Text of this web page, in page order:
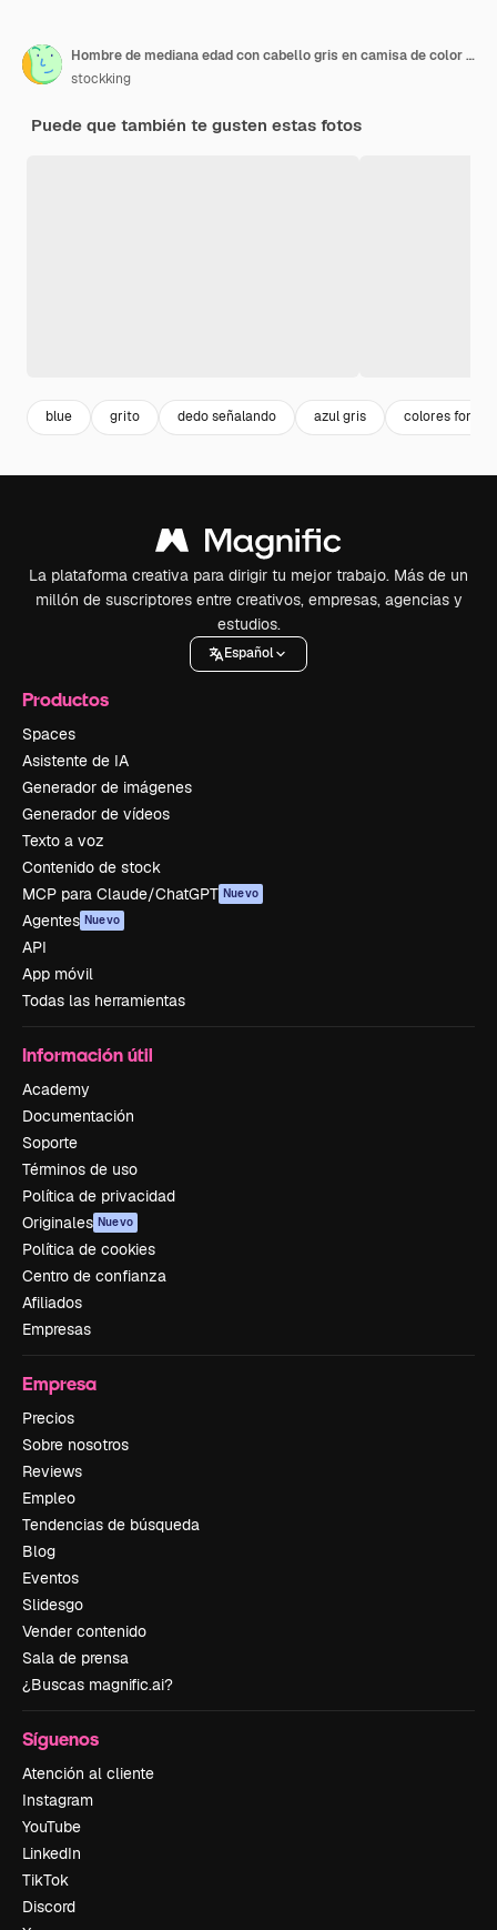
Hombre de mediana edad con cabello gris en camisa de color oscuro gritando en megáfono apuntando con el dedo índice de pie sobre fondo azul.
stockking
Puede que también te gusten estas fotos
blue grito dedo señalando azul gris colores fondo
La plataforma creativa para dirigir tu mejor trabajo. Más de un
millón de suscriptores entre creativos, empresas, agencias y
estudios.
Español
Productos
Spaces
Asistente de IA
Generador de imágenes
Generador de vídeos
Texto a voz
Contenido de stock
MCP para Claude/ChatGPT Nuevo
Agentes Nuevo
API
App móvil
Todas las herramientas
Información útil
Academy
Documentación
Soporte
Términos de uso
Política de privacidad
Originales Nuevo
Política de cookies
Centro de confianza
Afiliados
Empresas
Empresa
Precios
Sobre nosotros
Reviews
Empleo
Tendencias de búsqueda
Blog
Eventos
Slidesgo
Vender contenido
Sala de prensa
¿Buscas magnific.ai?
Síguenos
Atención al cliente
Instagram
YouTube
LinkedIn
TikTok
Discord